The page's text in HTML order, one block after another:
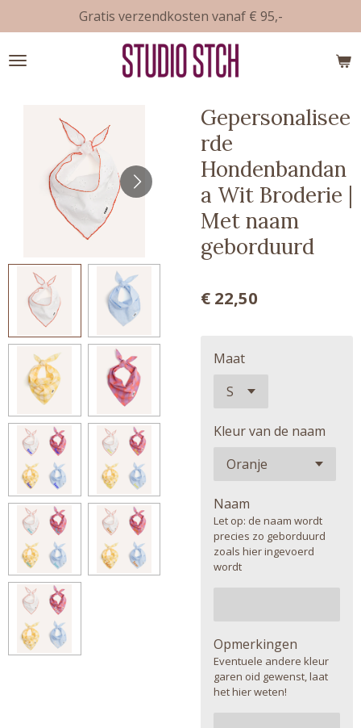
direct
naar
Gratis verzendkosten vanaf € 95,-
Gepersonalisee
rde
Hondenbandan
a Wit Broderie |
Met naam
geborduurd
€ 22,50
Maat
Kleur van de naam
Naam
Let op: de naam wordt
precies zo geborduurd
zoals hier ingevoerd
wordt
Opmerkingen
Eventuele andere kleur
garen oid gewenst, laat
het hier weten!